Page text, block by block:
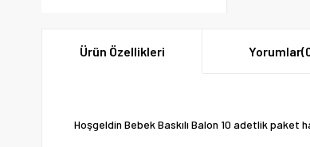
Ürün Özellikleri Yorumlar
Hoşgeldin Bebek Baskılı Balon 10 adetlik paket